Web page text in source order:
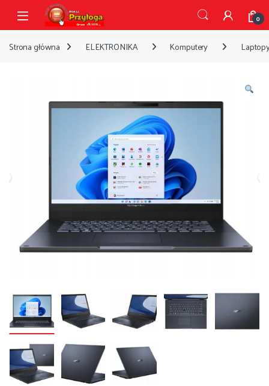
Przejdź do nawigacji
Przejdź do treści
Open 0
Strona główna ELEKTRONIKA Komputery